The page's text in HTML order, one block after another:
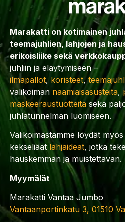
Marakatti on kotimainen
teemajuhlien, lahjojen ja
erikoisliike sekä
juhliin ja eläytymiseen –
ilmapallot, koristeet,
valikoiman naamiaisasusteita,
maskeeraustuotteita sekä
juhlatunnelman luomiseen.
Valikoimastamme löydät myös
kekseliäät lahjaideat, jotka
hauskemman ja muistettavan.
Myymälät
Marakatti Vantaa Jumbo
Vantaanportinkatu 3, 01510